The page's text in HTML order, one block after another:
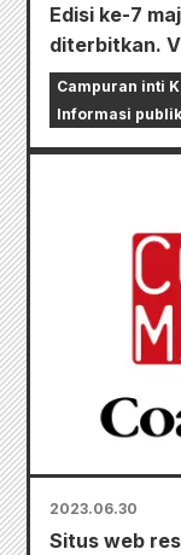
Edisi ke-7
diterbitkan.
Campuran inti
Informasi
2023.06.30
Situs web